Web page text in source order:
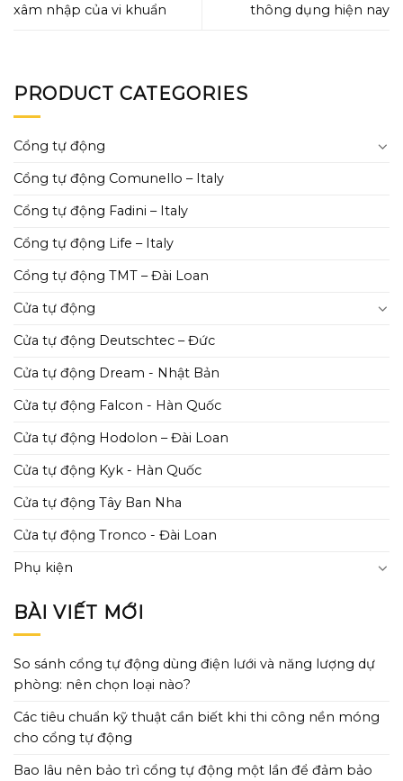
xâm nhập của vi khuẩn
thông dụng hiện nay
PRODUCT CATEGORIES
Cổng tự động
Cổng tự động Comunello – Italy
Cổng tự động Fadini – Italy
Cổng tự động Life – Italy
Cổng tự động TMT – Đài Loan
Cửa tự động
Cửa tự động Deutschtec – Đức
Cửa tự động Dream - Nhật Bản
Cửa tự động Falcon - Hàn Quốc
Cửa tự động Hodolon – Đài Loan
Cửa tự động Kyk - Hàn Quốc
Cửa tự động Tây Ban Nha
Cửa tự động Tronco - Đài Loan
Phụ kiện
BÀI VIẾT MỚI
So sánh cổng tự động dùng điện lưới và năng lượng dự
phòng: nên chọn loại nào?
Các tiêu chuẩn kỹ thuật cần biết khi thi công nền móng
cho cổng tự động
Bao lâu nên bảo trì cổng tự động một lần để đảm bảo